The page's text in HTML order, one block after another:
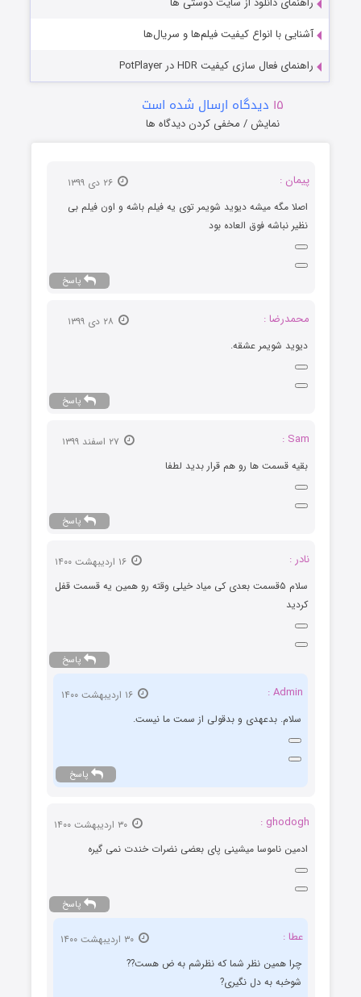
آشنایی با انواع کیفیت فیلم‌ها و سریال‌ها
راهنمای فعال سازی کیفیت HDR در PotPlayer
۱۵ دیدگاه ارسال شده است
نمایش / مخفی کردن دیدگاه ها
پیمان :
اصلا مگه میشه دیوید شویمر توی یه فیلم باشه و اون فیلم بی
نظیر نباشه فوق العاده بود
پاسخ
محمدرضا :
دیوید شویمر عشقه.
پاسخ
Sam :
بقیه قسمت ها رو هم قرار بدید لطفا
پاسخ
نادر :
۱۶ اردیبهشت ۱۴۰۰
سلام ۵قسمت بعدی کی میاد خیلی وقته رو همین یه قسمت قفل
کردید
پاسخ
Admin :
۱۶ اردیبهشت ۱۴۰۰
سلام. بدعهدی و بدقولی از سمت ما نیست.
پاسخ
ghodogh :
۳۰ اردیبهشت ۱۴۰۰
ادمین ناموسا میشینی پای بعضی نضرات خندت نمی گیره
پاسخ
عطا :
۳۰ اردیبهشت ۱۴۰۰
چرا همین نظر شما که نظرشم به ض هست??
شوخبه به دل نگیری?